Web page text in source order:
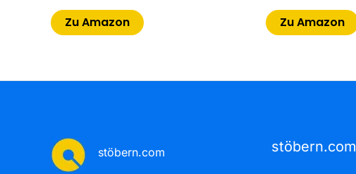
Zu Amazon Zu Amazon
stöbern.com stöbern.com